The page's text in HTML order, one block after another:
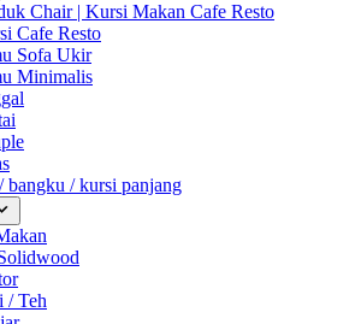
Chair | Kursi Makan Cafe Resto
Cafe Resto
Sofa Ukir
Minimalis
bangku / kursi panjang
/ Teh